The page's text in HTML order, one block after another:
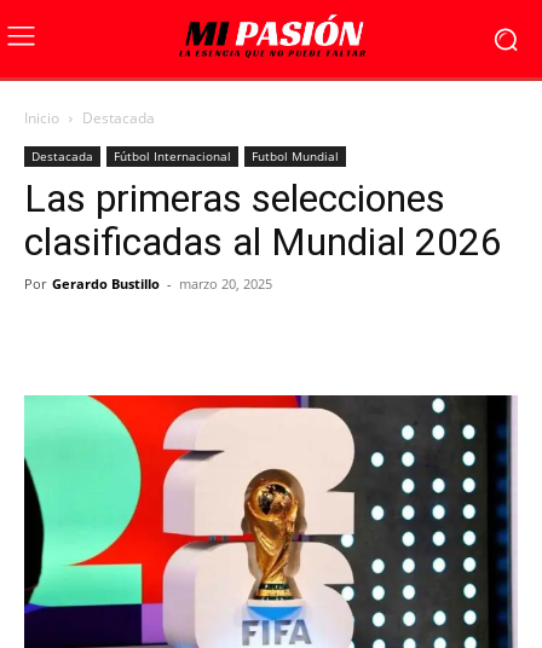
Inicio Destacada
Destacada Fútbol Internacional Futbol Mundial
Las primeras selecciones
clasificadas al Mundial 2026
Por Gerardo Bustillo - marzo 20, 2025